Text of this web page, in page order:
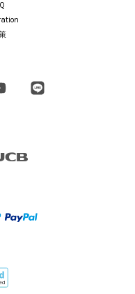
YouTube